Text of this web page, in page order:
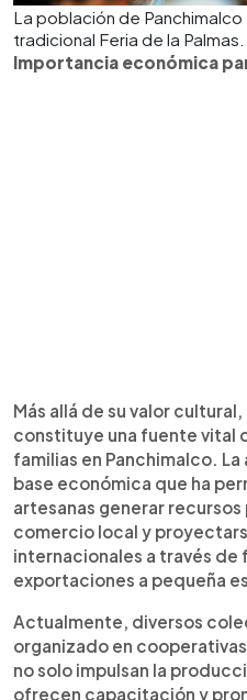
La población de
tradicional Feria de la
Importancia económica
Más allá de su valor
constituye una fuente vital
familias en Panchimalco.
base económica que ha
artesanas generar
comercio local y
internacionales a través de
exportaciones a pequeña
Actualmente, diversos
organizado en
no solo impulsan la
ofrecen capacitación y